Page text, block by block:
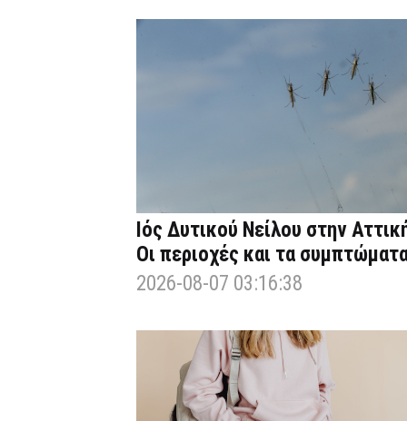
Ιός Δυτικού Νείλου στην
Οι περιοχές και τα
2026-08-07 03:16:38